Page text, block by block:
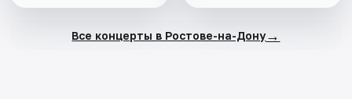
Все концерты в Ростове-на-Дону→